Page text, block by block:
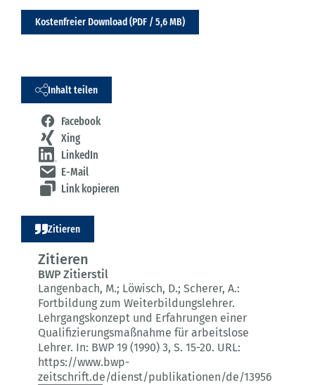
Kostenfreier Download (PDF / 5,6 MB)
Inhalt teilen
Facebook
Xing
LinkedIn
E-Mail
Link kopieren
Zitieren
Zitieren
BWP Zitierstil
Langenbach, M.; Löwisch, D.; Scherer, A.:
Fortbildung zum Weiterbildungslehrer.
Lehrgangskonzept und Erfahrungen einer
Qualifizierungsmaßnahme für arbeitslose
Lehrer. In: BWP 19 (1990) 3, S. 15-20. URL:
https://www.bwp-
zeitschrift.de/dienst/publikationen/de/13956